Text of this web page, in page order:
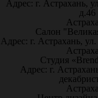
Адрес: г. Астрахань,
д.46
Салон
Адрес: г. Астрахань,
Студия
Адрес: г.